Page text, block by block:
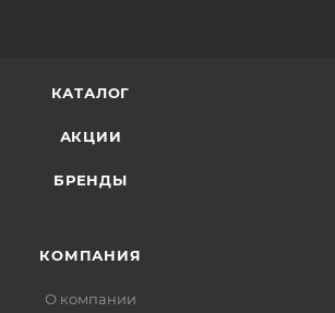
КАТАЛОГ
АКЦИИ
БРЕНДЫ
КОМПАНИЯ
О компании